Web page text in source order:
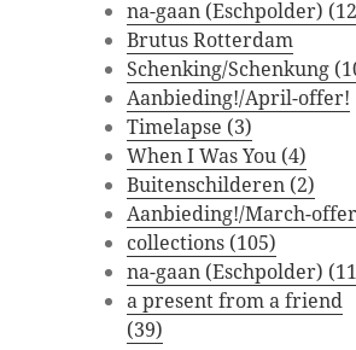
na-gaan (Eschpolder)
Brutus Rotterdam
Schenking/Schenkung
Aanbieding!/April-offer!
Timelapse (3)
When I Was You (4)
Buitenschilderen (2)
Aanbieding!/March-
collections (105)
na-gaan (Eschpolder)
a present from a friend
(39)